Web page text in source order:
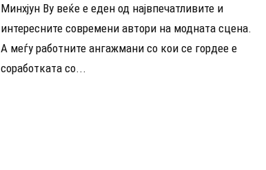
Минхјун Ву веќе е еден од највпечатливите и
интересните современи автори на модната сцена.
А меѓу работните ангажмани со кои се гордее е
соработката со...